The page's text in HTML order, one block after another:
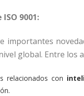
9001:
importantes
global. Entre los
relacionados con